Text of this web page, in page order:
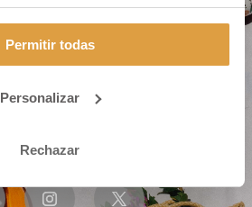
Permitir todas
Personalizar
Rechazar